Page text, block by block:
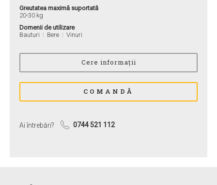
Greutatea maximă suportată
20-30 kg
Domenii de utilizare
Bauturi
Bere Vinuri
Ai întrebări? 0744 521 112